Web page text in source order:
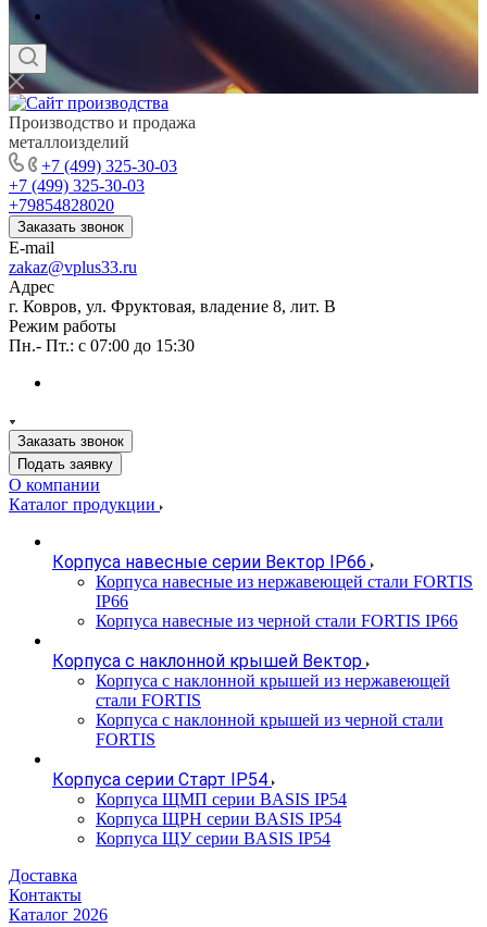
Производство и продажа
металлоизделий
+7 (499) 325-30-03
+7 (499) 325-30-03
+79854828020
Заказать звонок
E-mail
zakaz@vplus33.ru
Адрес
г. Ковров, ул. Фруктовая, владение 8, лит. В
Режим работы
Пн.- Пт.: с 07:00 до 15:30
Заказать звонок
Подать заявку
О компании
Каталог продукции
Корпуса навесные серии Вектор IP66
Корпуса навесные из нержавеющей стали FORTIS
IP66
Корпуса навесные из черной стали FORTIS IP66
Корпуса с наклонной крышей Вектор
Корпуса с наклонной крышей из нержавеющей
стали FORTIS
Корпуса с наклонной крышей из черной стали
FORTIS
Корпуса серии Старт IP54
Корпуса ЩМП серии BASIS IP54
Корпуса ЩРН серии BASIS IP54
Корпуса ЩУ серии BASIS IP54
Доставка
Контакты
Каталог 2026